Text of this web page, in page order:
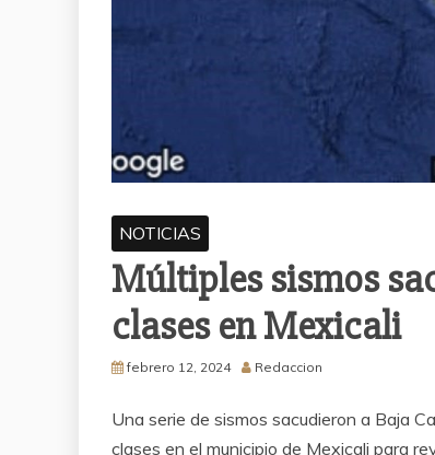
NOTICIAS
Múltiples sismos
clases en Mexicali
febrero 12, 2024 Redaccion
Una serie de sismos sacudieron a Baja
clases en el municipio de Mexicali para